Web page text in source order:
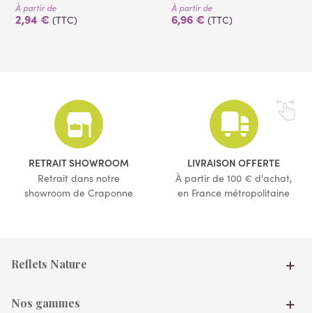
(14 avis)
À partir de
2,94 € (TTC)
(4 avis)
À partir de
6,96 € (TTC)
RETRAIT SHOWROOM
Retrait dans notre
showroom de Craponne
LIVRAISON OFFERTE
À partir de 100 € d'achat,
en France métropolitaine
Reflets Nature
Nos gammes